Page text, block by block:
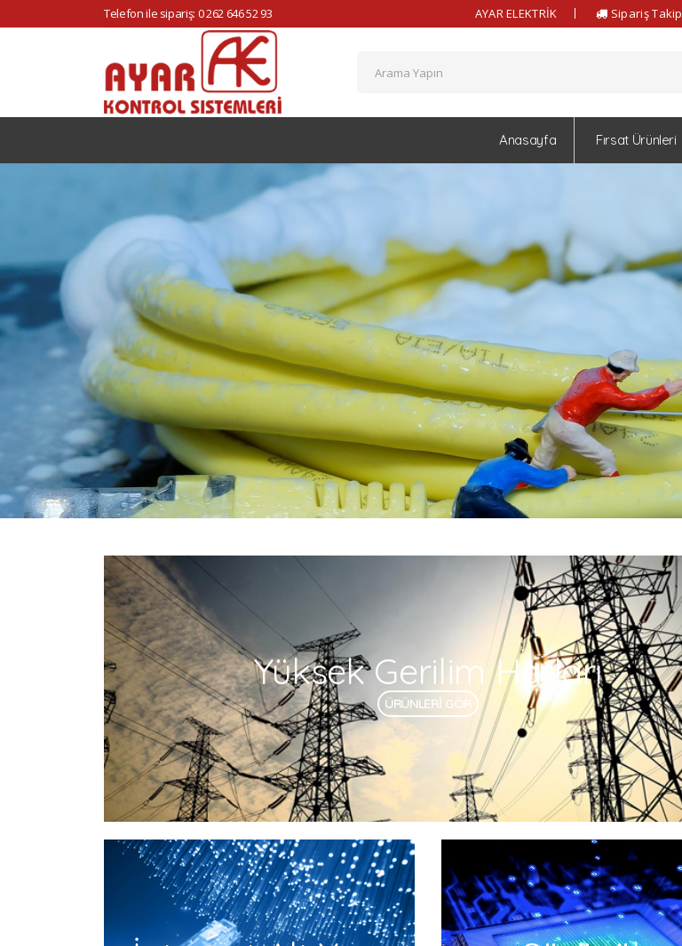
Telefon ile sipariş: 0 262 646 52 93 AYAR ELEKTRİK Sipariş Takip
Anasayfa Fırsat Ürünleri
Yüksek Gerilim Hatları
ÜRÜNLERİ GÖR